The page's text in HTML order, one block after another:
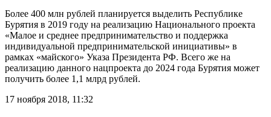
Более 400 млн рублей планируется выделить Республике
Бурятия в 2019 году на реализацию Национального проекта
«Малое и среднее предпринимательство и поддержка
индивидуальной предпринимательской инициативы» в
рамках «майского» Указа Президента РФ. Всего же на
реализацию данного нацпроекта до 2024 года Бурятия может
получить более 1,1 млрд рублей.
17 ноября 2018, 11:32